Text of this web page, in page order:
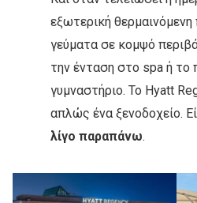
εξωτερική
γεύματα σε κομψό
την ένταση στο spa ή το
γυμναστήριο. Το Hyatt
απλώς ένα ξενοδοχείο.
λίγο παραπάνω.